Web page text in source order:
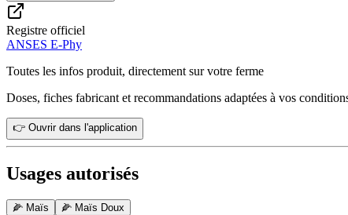
Registre officiel
ANSES E-Phy
Toutes les infos produit, directement sur votre ferme
Doses, fiches fabricant et recommandations adaptées à vos
👉 Ouvrir dans l'application
Usages autorisés
🌽 Maïs 🌽 Maïs Doux